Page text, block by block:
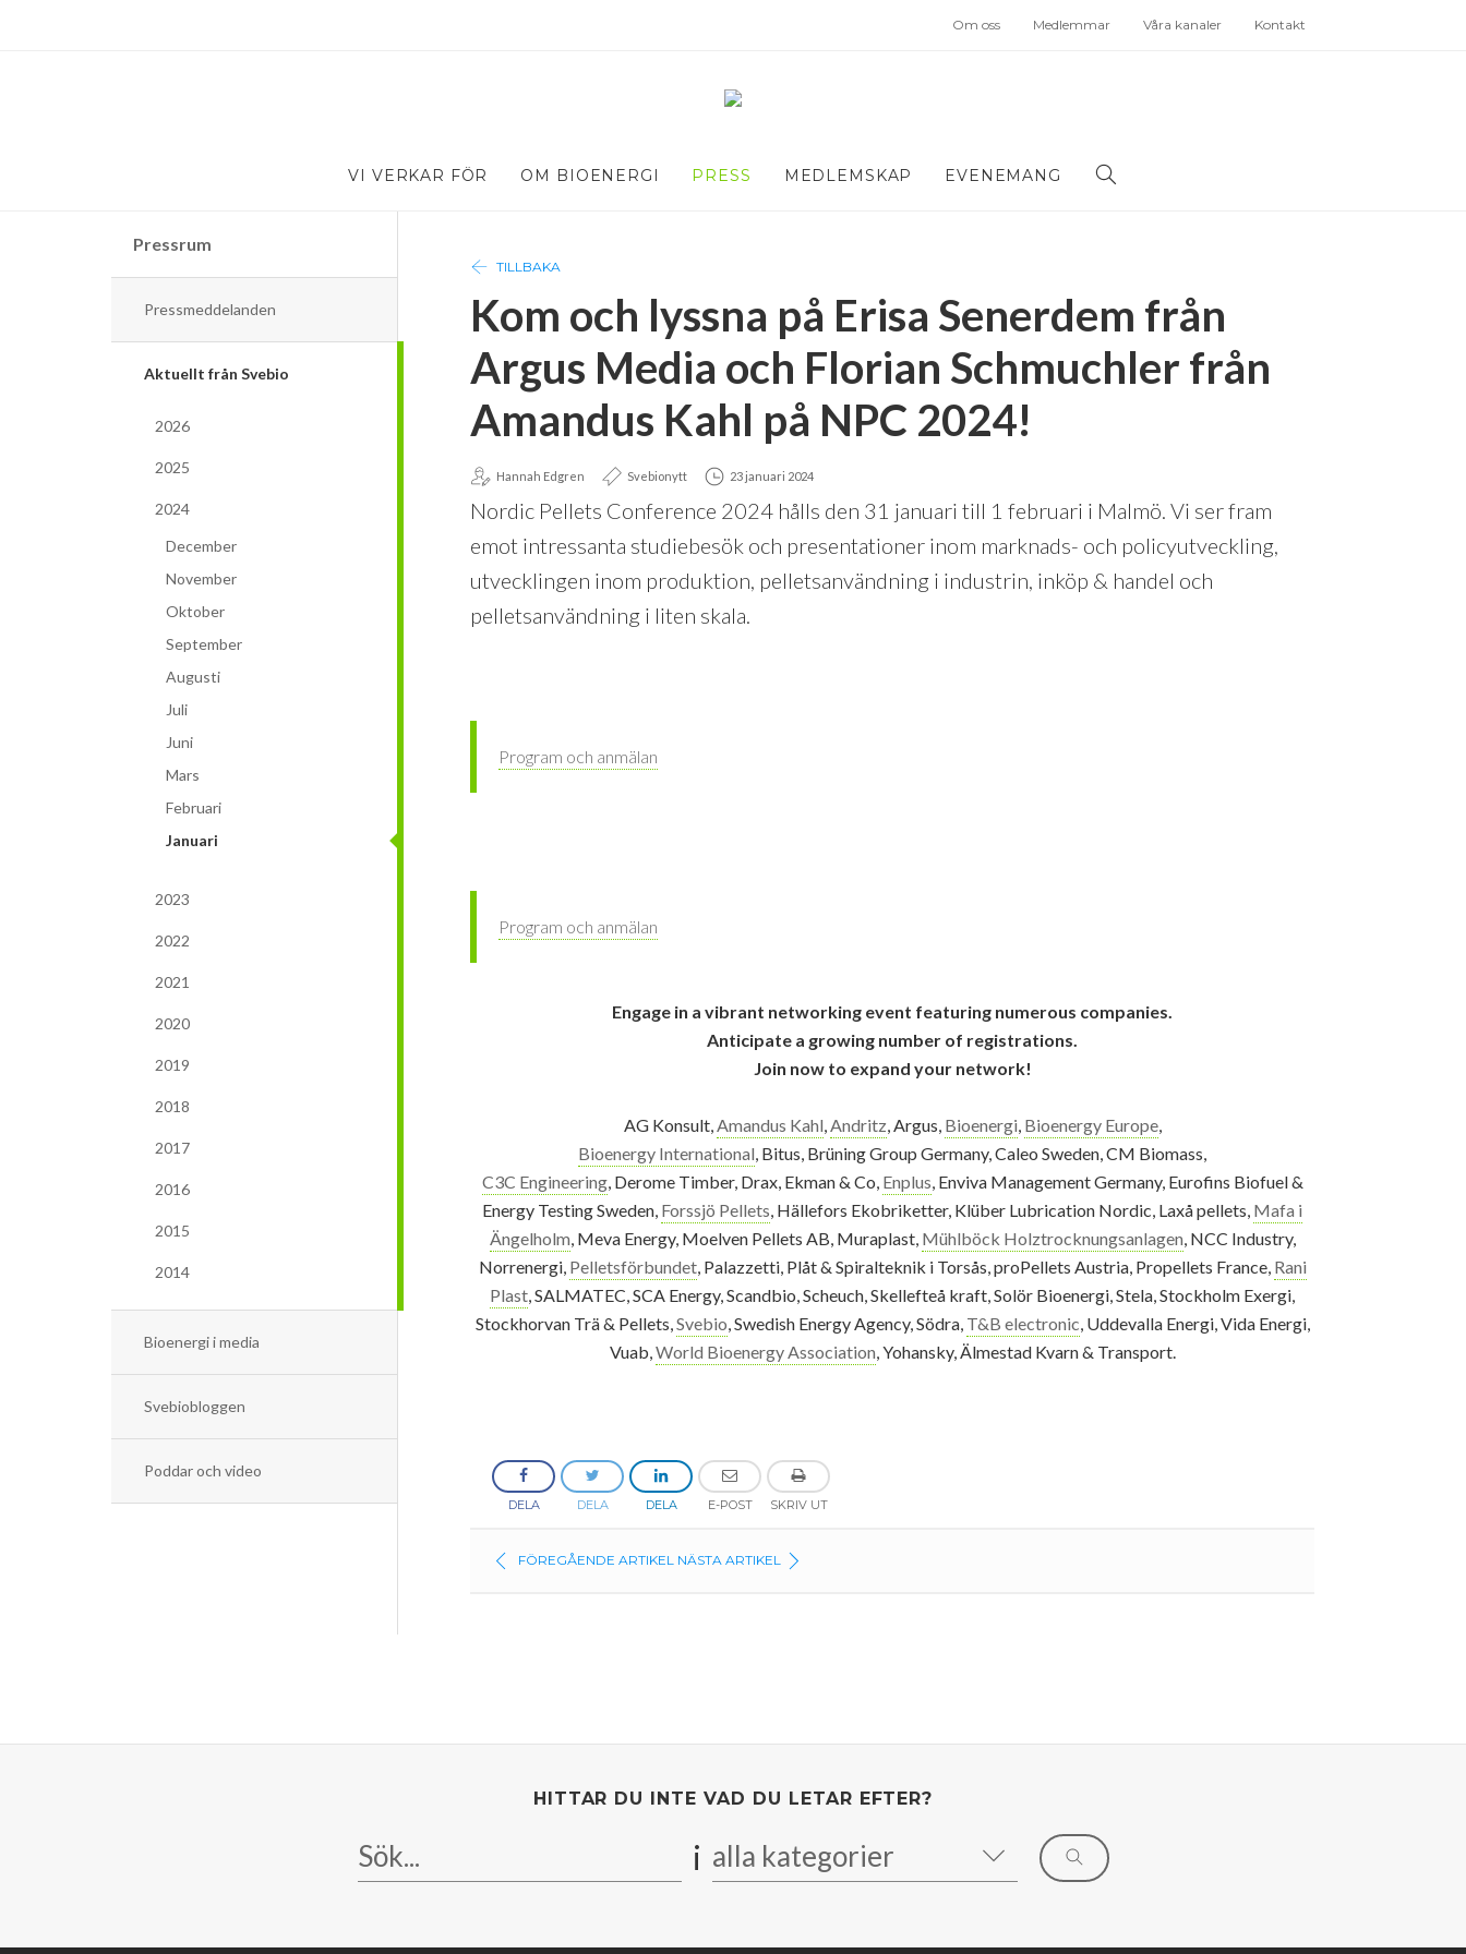
Om oss Medlemmar Våra kanaler Kontakt
VI VERKAR FÖR OM BIOENERGI PRESS MEDLEMSKAP EVENEMANG
Pressrum
Pressmeddelanden
Aktuellt från Svebio
2026
2025
2024
December
November
Oktober
September
Augusti
Juli
Juni
Mars
Februari
Januari
2023
2022
2021
2020
2019
2018
2017
2016
2015
2014
Bioenergi i media
Svebiobloggen
Poddar och video
TILLBAKA
Kom och lyssna på Erisa Senerdem från
Argus Media och Florian Schmuchler från
Amandus Kahl på NPC 2024!
Hannah Edgren Svebionytt 23 januari 2024
Nordic Pellets Conference 2024 hålls den 31 januari till 1 februari i Malmö. Vi ser fram
emot intressanta studiebesök och presentationer inom marknads- och policyutveckling,
utvecklingen inom produktion, pelletsanvändning i industrin, inköp & handel och
pelletsanvändning i liten skala.
Program och anmälan
Program och anmälan
Engage in a vibrant networking event featuring numerous companies.
Anticipate a growing number of registrations.
Join now to expand your network!
AG Konsult, Amandus Kahl Andritz, Argus, Bioenergi Bioenergy Europe,
Bioenergy International , Bitus, Brüning Group Germany, Caleo Sweden, CM Biomass,
C3C Engineering, Derome Timber, Drax, Ekman & Co, Enplus , Enviva Management Germany, Eurofins Biofuel &
Energy Testing Sweden, Forssjö Pellets , Hällefors Ekobriketter, Klüber Lubrication Nordic, Laxå pellets, Mafa i
Ängelholm , Meva Energy, Moelven Pellets AB, Muraplast, Mühlböck Holztrocknungsanlagen , NCC Industry,
Norrenergi, Pelletsförbundet, Palazzetti, Plåt & Spiralteknik i Torsås, proPellets Austria, Propellets France, Rani
Plast , SALMATEC, SCA Energy, Scandbio, Scheuch, Skellefteå kraft, Solör Bioenergi, Stela, Stockholm Exergi,
Stockhorvan Trä & Pellets, Svebio , Swedish Energy Agency, Södra, T&B electronic , Uddevalla Energi, Vida Energi,
Vuab, World Bioenergy Association , Yohansky, Älmestad Kvarn & Transport.
DELA DELA DELA E-POST SKRIV UT
FÖREGÅENDE ARTIKEL NÄSTA ARTIKEL
HITTAR DU INTE VAD DU LETAR EFTER?
i alla kategorier